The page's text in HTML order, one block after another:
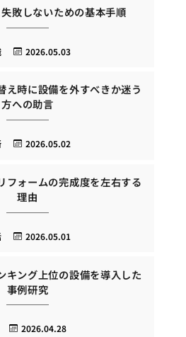
敗しないための基本手順
2026.05.03
え時に設備を外すべきか迷う
方への助言
2026.05.02
フォームの完成度を左右する
理由
2026.05.01
キング上位の設備を導入した
事例研究
2026.04.28